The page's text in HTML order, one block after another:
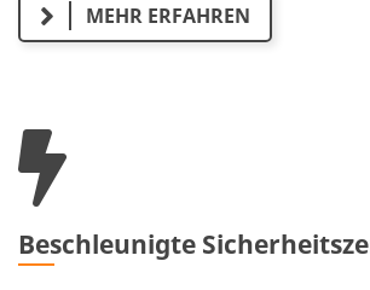
MEHR ERFAHREN
Beschleunigte